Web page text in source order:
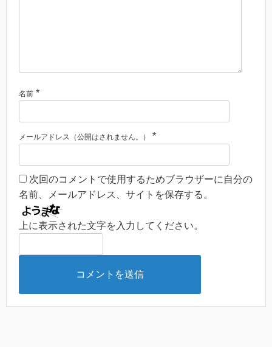
名前 *
メールアドレス（公開はされません。） *
次回のコメントで使用するためブラウザーに自分の
名前、メールアドレス、サイトを保存する。
上に表示された文字を入力してください。